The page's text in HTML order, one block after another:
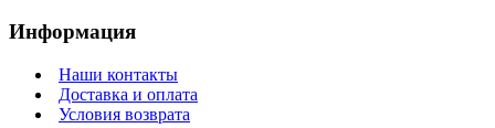
Информация
Наши контакты
Доставка и оплата
Условия возврата